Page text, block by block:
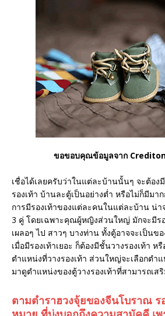
ขอขอบคุณข้อมูลจาก
เชื่อได้เลยครับว่าในแต่ละบ้านนั้นๆ จะต้อง
รองเท้า บ้านละตู้เป็นอย่างต่ำ หรือไม่ก็มีมา
การมีรองเท้าของแต่ละคนในแต่ละบ้าน น่า
3 คู่ โดยเฉพาะคุณผู้หญิงส่วนใหญ่ มักจะมีร
เผลอๆ ไป สาวๆ บางท่าน ทั้งตู้อาจจะเป็นข
เมื่อมีรองเท้าเยอะ ก็ต้องมีชั้นวางรองเท้า ห
ตำแหน่งที่วางรองเท้า ส่วนใหญ่จะเลือกตำ
มาดูตำแหน่งของตู้วางรองเท้าที่สามารถเส
ตามตำราฮวงจุ้ยของจีนโบราณ ร